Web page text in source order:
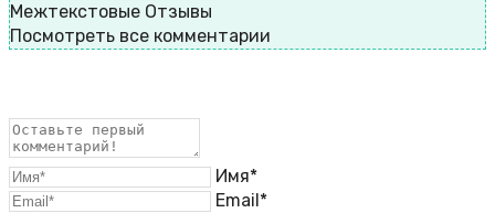
Межтекстовые Отзывы
Посмотреть все комментарии
Имя*
Email*